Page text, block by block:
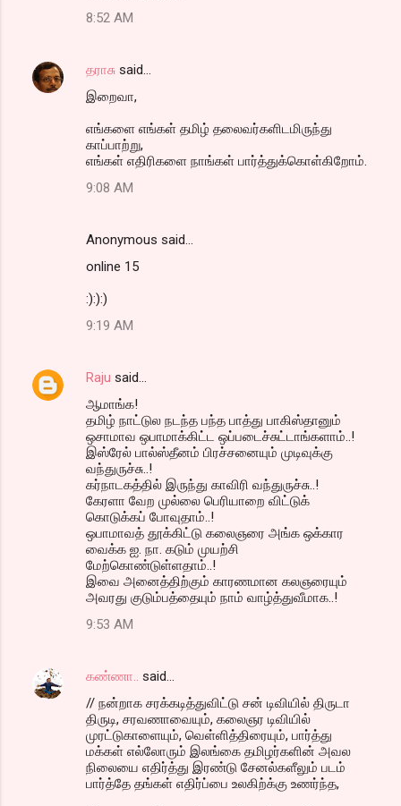
8:52 AM
தராசு said…
இறைவா,
எங்களை எங்கள் தமிழ் தலைவர்களிடமிருந்து
காப்பாற்று,
எங்கள் எதிரிகளை நாங்கள் பார்த்துக்கொள்கிறோம்.
9:08 AM
Anonymous said…
online 15
:):):)
9:19 AM
Raju said…
ஆமாங்க!
தமிழ் நாட்டுல நடந்த பந்த பாத்து பாகிஸ்தானும்
ஒசாமாவ ஒபாமாக்கிட்ட ஒப்படைச்சுட்டாங்களாம்..!
இஸ்ரேல் பால்ஸ்தீனம் பிரச்சனையும் முடிவுக்கு
வந்துருச்சு..!
கர்நாடக‌த்தில் இருந்து காவிரி வந்துருச்சு..!
கேரளா வேற முல்லை பெரியாறை விட்டுக்
கொடுக்கப் போவுதாம்..!
ஒபாமாவத் தூக்கிட்டு கலைஞரை அங்க ஒக்கார
வைக்க ஐ. நா. கடும் முயற்சி
மேற்கொண்டுள்ளதாம்..!
இவை அனைத்திற்கும் காரணமான கலஞரையும்
அவரது குடும்பத்தையும் நாம் வாழ்த்துவீமாக..!
9:53 AM
கண்ணா..
said…
// நன்றாக சரக்கடித்துவிட்டு சன் டிவியில் திருடா
திருடி, சரவணாவையும், கலைஞர டிவியில்
முரட்டுகாளையும், வெள்ளித்திரையும், பார்த்து
மக்கள் எல்லோரும் இலங்கை தமிழர்களின் அவல
நிலையை எதிர்த்து இரண்டு சேனல்களீலும் படம்
பார்த்தே தங்கள் எதிர்ப்பை உலகிற்க்கு உணர்ந்த,